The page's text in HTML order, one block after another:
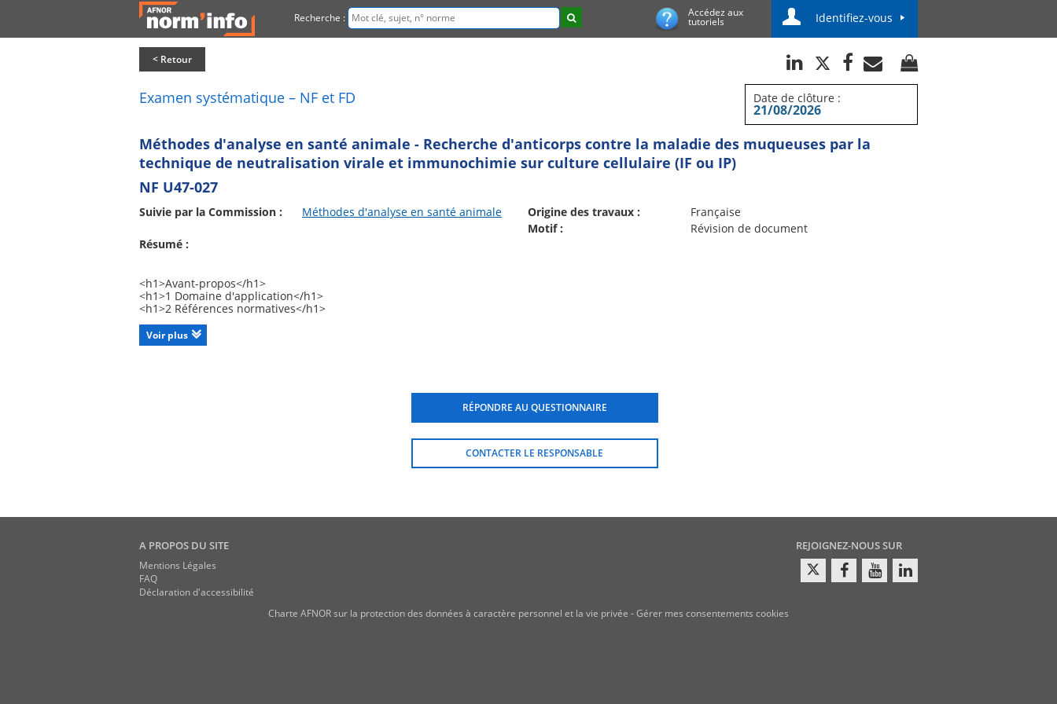
Recherche : Accédez aux
tutoriels Identifiez-vous
< Retour
Examen systématique – NF et FD Date de clôture :
21/08/2026
Méthodes d'analyse en santé animale - Recherche d'anticorps contre la maladie des muqueuses par la
technique de neutralisation virale et immunochimie sur culture cellulaire (IF ou IP)
NF U47-027
Suivie par la Commission : Méthodes d'analyse en santé animale Origine des travaux :
Française
Motif :
Révision de document
Résumé :
<h1>Avant-propos</h1>
<h1>1 Domaine d'application</h1>
<h1>2 Références normatives</h1>
<h1>3 Termes et définitions</h1>
<h1>4 Principe et réaction</h1>
<h1>5 Diluants, milieux de culture, réactifs et autres produits</h1>
<h1>10 Conditions de conservation et d'élimination de l'échantillon</h1>
<h1>Annexe A (normative) Méthode de calcul d'un titre viral ou d'un titre en anticorps</h1>
Voir plus
RÉPONDRE AU QUESTIONNAIRE
CONTACTER LE RESPONSABLE
A PROPOS DU SITE
Mentions Légales
FAQ
Déclaration d'accessibilité
REJOIGNEZ-NOUS SUR
Charte AFNOR sur la protection des données à caractère personnel et la vie privée -Gérer mes consentements cookies